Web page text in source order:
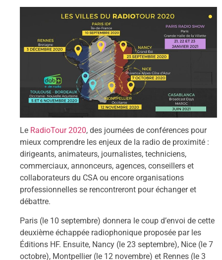
Le RadioTour 2020, des journées de conférences pour
mieux comprendre les enjeux de la radio de proximité :
dirigeants, animateurs, journalistes, techniciens,
commerciaux, annonceurs, agences, conseillers et
collaborateurs du CSA ou encore organisations
professionnelles se rencontreront pour échanger et
débattre.
Paris (le 10 septembre) donnera le coup d’envoi de cette
deuxième échappée radiophonique proposée par les
Éditions HF. Ensuite, Nancy (le 23 septembre), Nice (le 7
octobre), Montpellier (le 12 novembre) et Rennes (le 3